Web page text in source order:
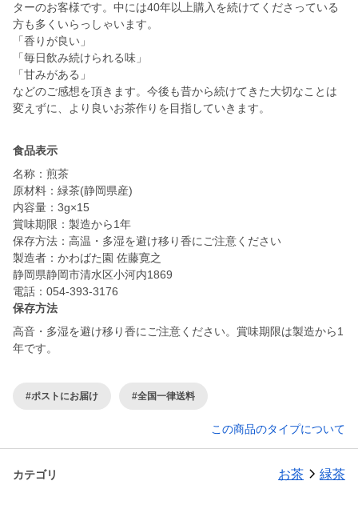
ターのお客様です。中には40年以上購入を続けてくださっている
方も多くいらっしゃいます。
「香りが良い」
「毎日飲み続けられる味」
「甘みがある」
などのご感想を頂きます。今後も昔から続けてきた大切なことは
変えずに、より良いお茶作りを目指していきます。
食品表示
名称：煎茶
原材料：緑茶(静岡県産)
内容量：3g×15
賞味期限：製造から1年
保存方法：高温・多湿を避け移り香にご注意ください
製造者：かわばた園 佐藤寛之
静岡県静岡市清水区小河内1869
電話：054-393-3176
保存方法
高音・多湿を避け移り香にご注意ください。賞味期限は製造から1
年です。
#ポストにお届け #全国一律送料
この商品のタイプについて
カテゴリ お茶 緑茶